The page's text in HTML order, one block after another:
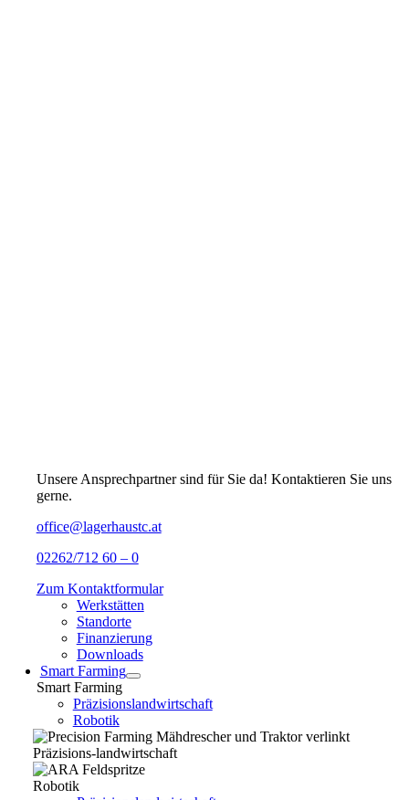
Unsere Ansprechpartner sind für Sie da! Kontaktieren Sie uns
gerne.
office@lagerhaustc.at
02262/712 60 – 0
Zum Kontaktformular
Werkstätten
Standorte
Finanzierung
Downloads
Smart Farming
Smart Farming
Präzisionslandwirtschaft
Robotik
Präzisions-landwirtschaft
Robotik